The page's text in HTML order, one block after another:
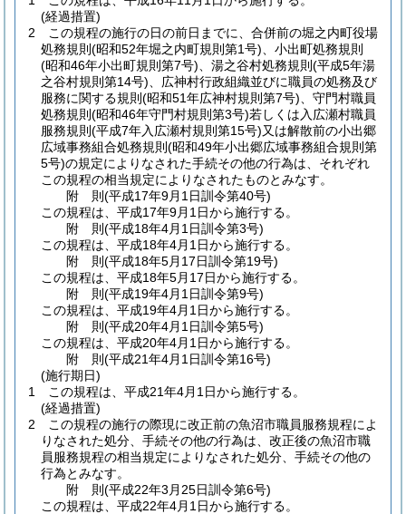
(経過措置)
2
この規程の施行の日の前日までに、合併前の堀之内町役場
処務規則 (昭和52年堀之内町規則第1号) 、小出町処務規則
(昭和46年小出町規則第7号) 、湯之谷村処務規則 (平成5年湯
之谷村規則第14号) 、広神村行政組織並びに職員の処務及び
服務に関する規則 (昭和51年広神村規則第7号) 、守門村職員
処務規則 (昭和46年守門村規則第3号)若しくは入広瀬村職員
服務規則 (平成7年入広瀬村規則第15号)又は解散前の小出郷
広域事務組合処務規則 (昭和49年小出郷広域事務組合規則第
5号)の規定によりなされた手続その他の行為は、それぞれ
この規程の相当規定によりなされたものとみなす。
附 則(平成17年9月1日訓令第40号)
この規程は、平成17年9月1日から施行する。
附 則(平成18年4月1日訓令第3号)
この規程は、平成18年4月1日から施行する。
附 則(平成18年5月17日訓令第19号)
この規程は、平成18年5月17日から施行する。
附 則(平成19年4月1日訓令第9号)
この規程は、平成19年4月1日から施行する。
附 則(平成20年4月1日訓令第5号)
この規程は、平成20年4月1日から施行する。
附 則(平成21年4月1日訓令第16号)
(施行期日)
1
この規程は、平成21年4月1日から施行する。
(経過措置)
2
この規程の施行の際現に改正前の魚沼市職員服務規程によ
りなされた処分、手続その他の行為は、改正後の魚沼市職
員服務規程の相当規定によりなされた処分、手続その他の
行為とみなす。
附 則(平成22年3月25日訓令第6号)
この規程は、平成22年4月1日から施行する。